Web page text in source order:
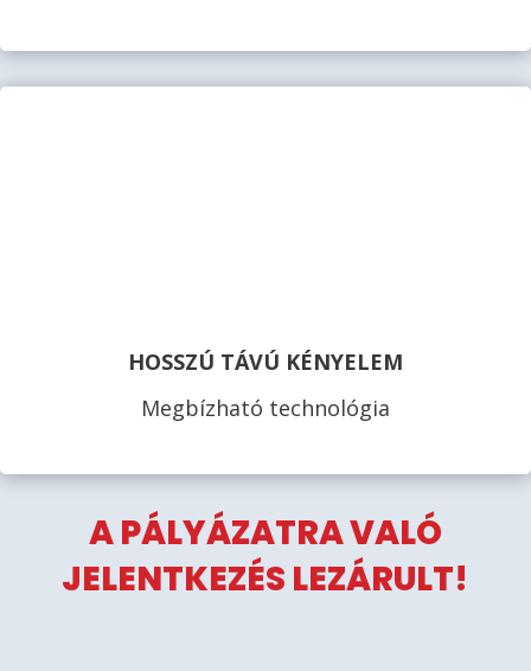
HOSSZÚ TÁVÚ KÉNYELEM
Megbízható technológia
A PÁLYÁZATRA VALÓ
JELENTKEZÉS LEZÁRULT!